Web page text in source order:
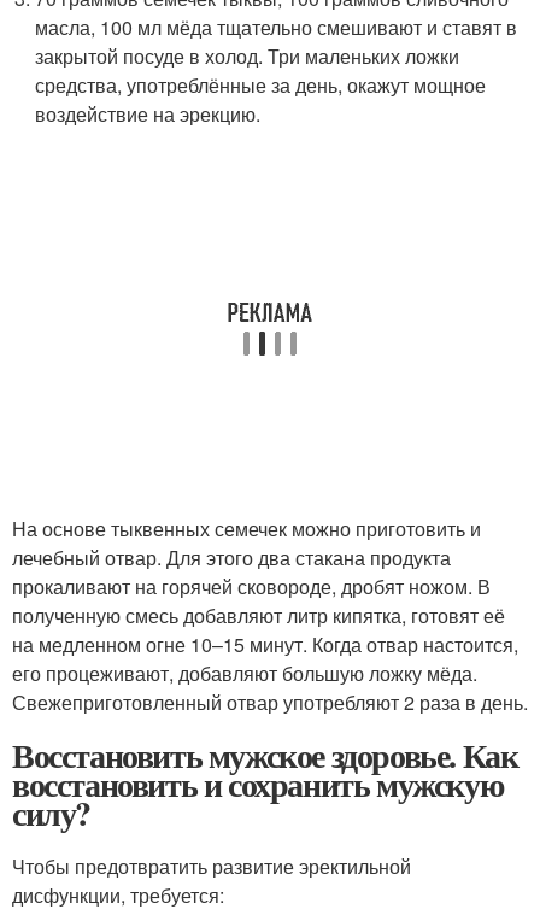
масла, 100 мл мёда тщательно смешивают и ставят в
закрытой посуде в холод. Три маленьких ложки
средства, употреблённые за день, окажут мощное
воздействие на эрекцию.
На основе тыквенных семечек можно приготовить и
лечебный отвар. Для этого два стакана продукта
прокаливают на горячей сковороде, дробят ножом. В
полученную смесь добавляют литр кипятка, готовят её
на медленном огне 10–15 минут. Когда отвар настоится,
его процеживают, добавляют большую ложку мёда.
Свежеприготовленный отвар употребляют 2 раза в день.
Восстановить мужское здоровье. Как
восстановить и сохранить мужскую
силу?
Чтобы предотвратить развитие эректильной
дисфункции, требуется: